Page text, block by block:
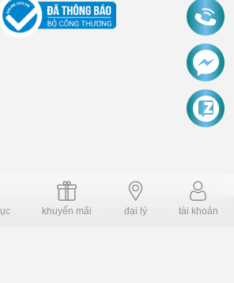
Alright reversed. Designed
khuyến mãi đại lý tài khoản